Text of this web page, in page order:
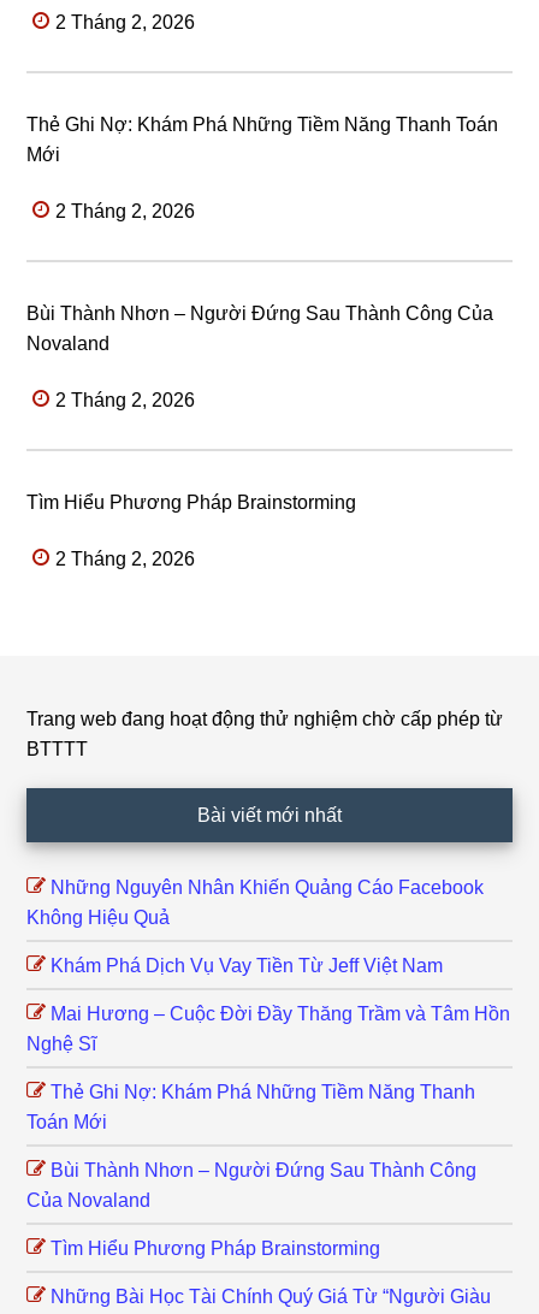
2 Tháng 2, 2026
Thẻ Ghi Nợ: Khám Phá Những Tiềm Năng Thanh Toán
Mới
2 Tháng 2, 2026
Bùi Thành Nhơn – Người Đứng Sau Thành Công Của
Novaland
2 Tháng 2, 2026
Tìm Hiểu Phương Pháp Brainstorming
2 Tháng 2, 2026
Footer
Trang web đang hoạt động thử nghiệm chờ cấp phép từ
BTTTT
Bài viết mới nhất
Những Nguyên Nhân Khiến Quảng Cáo Facebook
Không Hiệu Quả
Khám Phá Dịch Vụ Vay Tiền Từ Jeff Việt Nam
Mai Hương – Cuộc Đời Đầy Thăng Trầm và Tâm Hồn
Nghệ Sĩ
Thẻ Ghi Nợ: Khám Phá Những Tiềm Năng Thanh
Toán Mới
Bùi Thành Nhơn – Người Đứng Sau Thành Công
Của Novaland
Tìm Hiểu Phương Pháp Brainstorming
Những Bài Học Tài Chính Quý Giá Từ “Người Giàu